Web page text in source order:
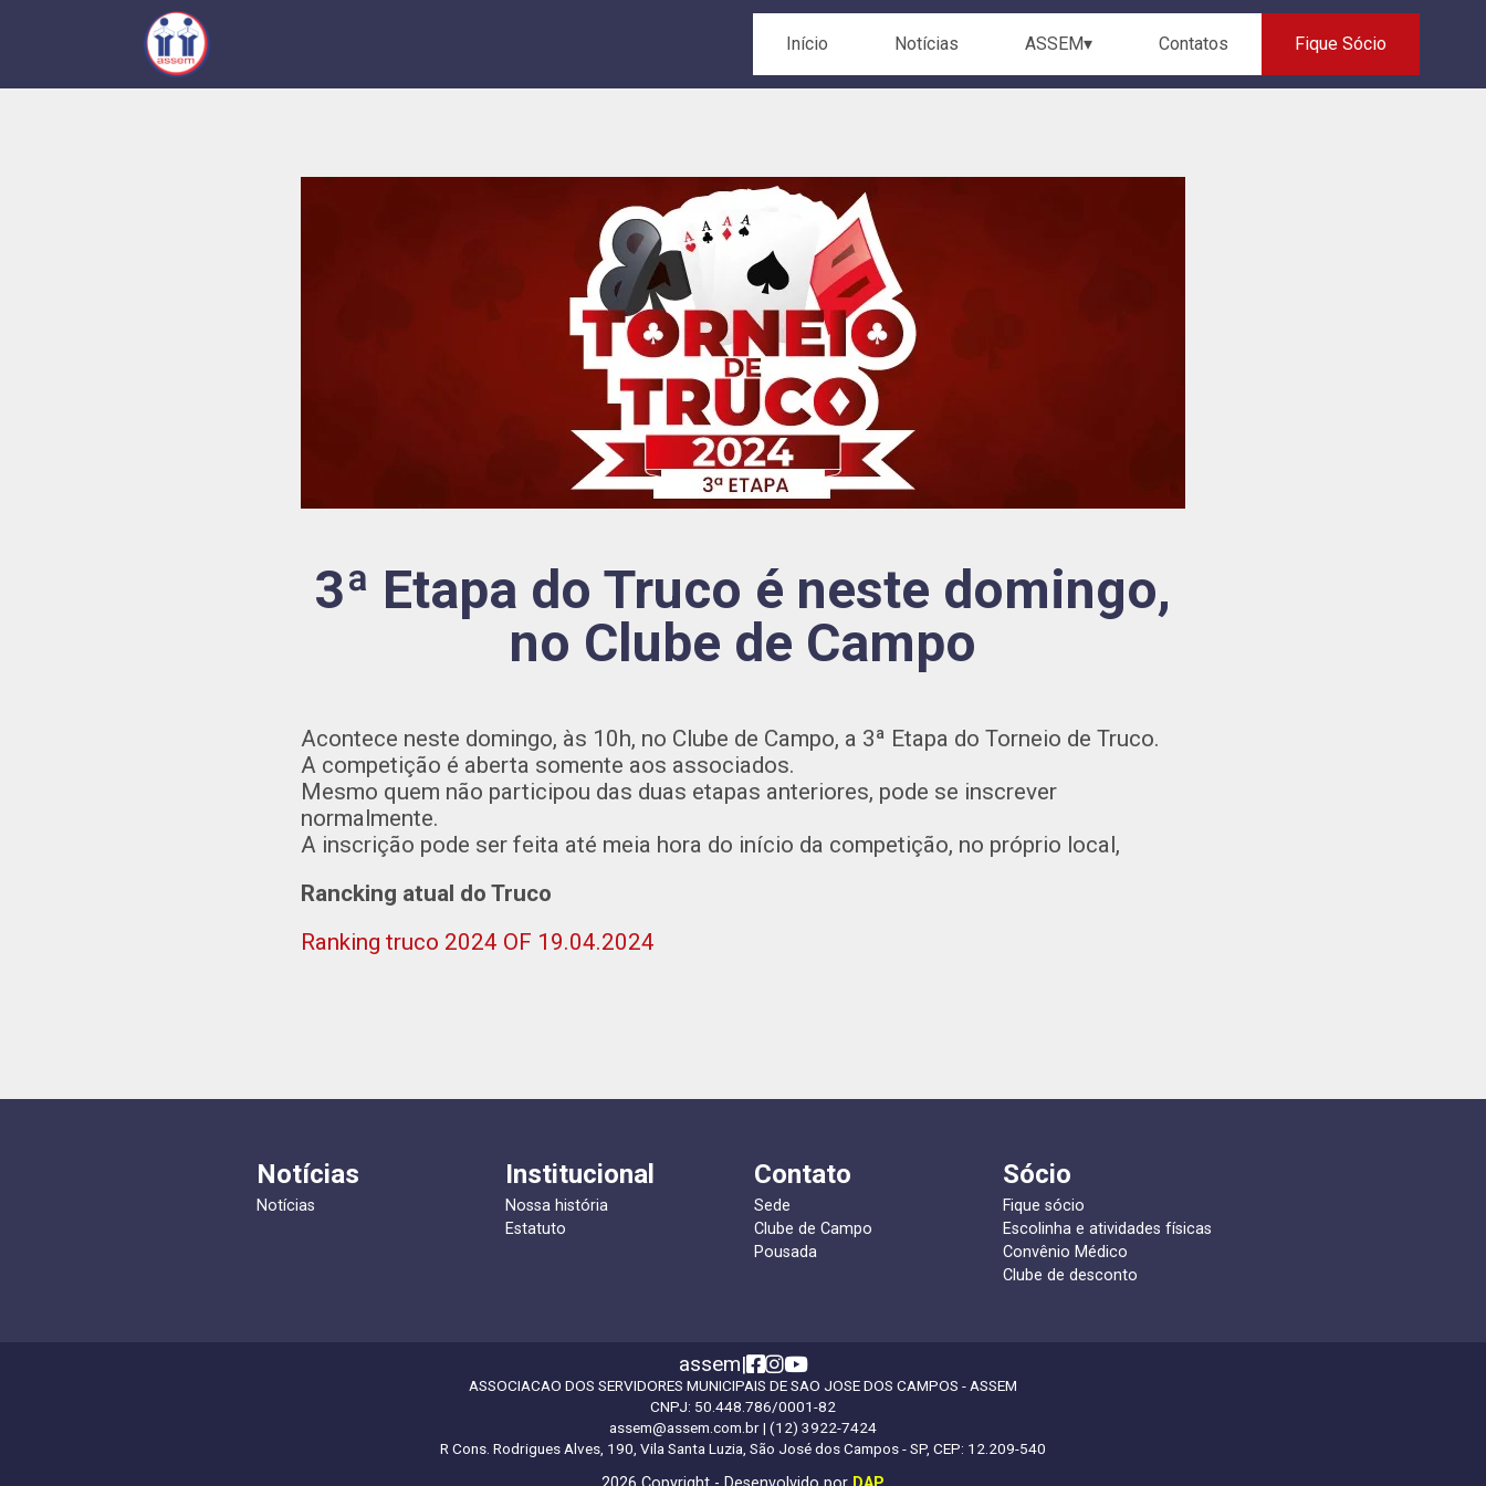
Início Notícias ASSEM▾ Contatos Fique Sócio
3ª Etapa do Truco é neste domingo,
no Clube de Campo
Acontece neste domingo, às 10h, no Clube de Campo, a 3ª Etapa do Torneio de Truco.
A competição é aberta somente aos associados.
Mesmo quem não participou das duas etapas anteriores, pode se inscrever
normalmente.
A inscrição pode ser feita até meia hora do início da competição, no próprio local,
Rancking atual do Truco
Ranking truco 2024 OF 19.04.2024
Notícias
Notícias
Institucional
Nossa história
Estatuto
Contato
Sede
Clube de Campo
Pousada
Sócio
Fique sócio
Escolinha e atividades físicas
Convênio Médico
Clube de desconto
assem|
ASSOCIACAO DOS SERVIDORES MUNICIPAIS DE SAO JOSE DOS CAMPOS - ASSEM
CNPJ: 50.448.786/0001-82
assem@assem.com.br| (12) 3922-7424
R Cons. Rodrigues Alves, 190, Vila Santa Luzia, São José dos Campos - SP, CEP: 12.209-540